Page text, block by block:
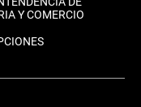
Y COMERCIO